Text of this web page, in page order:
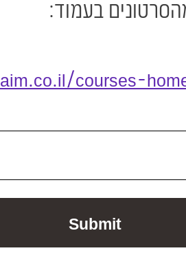
בעמוד:
courses-